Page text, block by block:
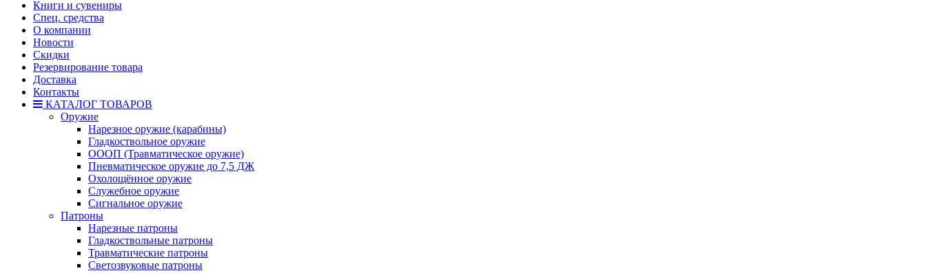
Книги и сувениры
Спец. средства
О компании
Новости
Скидки
Резервирование товара
Доставка
Контакты
КАТАЛОГ ТОВАРОВ
Оружие
Нарезное оружие (карабины)
Гладкоствольное оружие
ОООП (Травматическое оружие)
Пневматическое оружие до 7,5 ДЖ
Охолощённое оружие
Служебное оружие
Сигнальное оружие
Патроны
Нарезные патроны
Гладкоствольные патроны
Травматические патроны
Светозвуковые патроны